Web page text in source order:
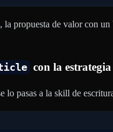
propuesta de valor con
con la
lo pasas a la skill de